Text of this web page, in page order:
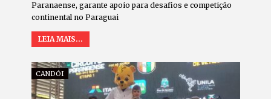
Paranaense, garante apoio para desafios e competição
continental no Paraguai
LEIA MAIS...
CANDÓI